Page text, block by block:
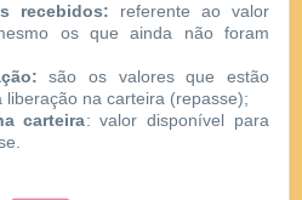
recebidos: referente ao valor
os que ainda não foram
são os valores que estão
na carteira (repasse);
carteira: valor disponível para